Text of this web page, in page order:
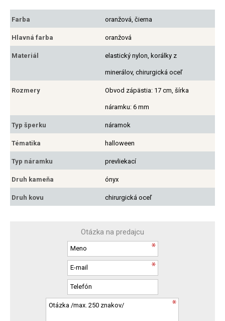
Farba oranžová, čierna
Hlavná farba oranžová
Materiál elastický nylon, korálky z
minerálov, chirurgická oceľ
Rozmery Obvod zápästia: 17 cm, šírka
náramku: 6 mm
Typ šperku náramok
Tématika halloween
Typ náramku prevliekací
Druh kameňa ónyx
Druh kovu chirurgická oceľ
Otázka na predajcu